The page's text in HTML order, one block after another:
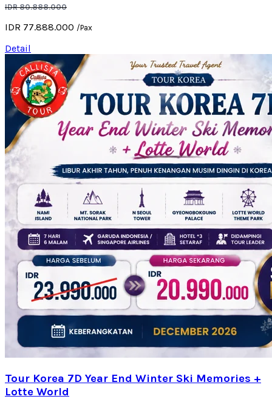
IDR 80.888.000
IDR 77.888.000 /Pax
Detail
Tour Korea 7D Year End Winter Ski Memories +
Lotte World